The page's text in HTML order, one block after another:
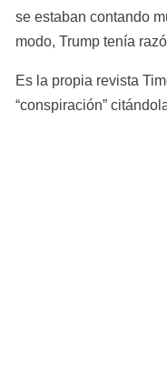
se estaban contando
modo, Trump tenía
Es la propia revista
“conspiración”